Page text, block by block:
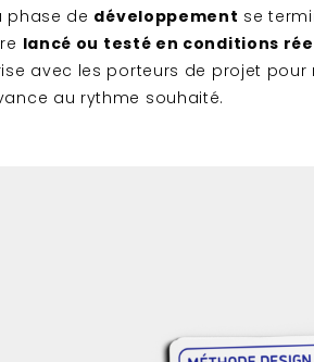
phase de développement se
lancé ou testé en conditions
avec les porteurs de projet
au rythme souhaité.